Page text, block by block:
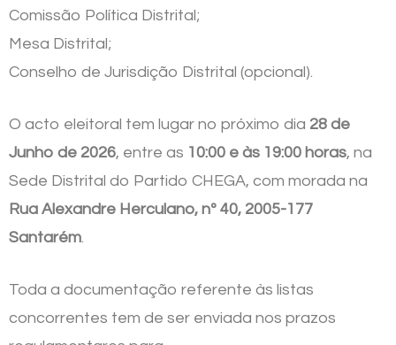
Comissão Política Distrital;
Mesa Distrital;
Conselho de Jurisdição Distrital (opcional).
O acto eleitoral tem lugar no próximo dia 28 de
Junho de 2026, entre as 10:00 e às 19:00 horas, na
Sede Distrital do Partido CHEGA, com morada na
Rua Alexandre Herculano, nº 40, 2005-177
Santarém.
Toda a documentação referente às listas
concorrentes tem de ser enviada nos prazos